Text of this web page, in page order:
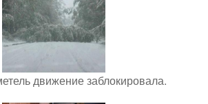
движение заблокировала.